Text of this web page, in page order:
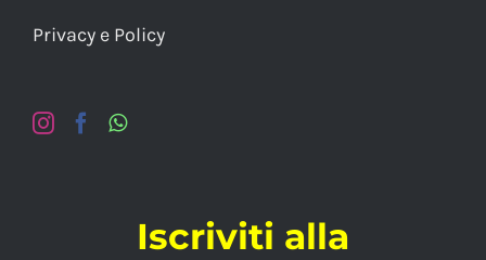
Privacy e Policy
Iscriviti alla